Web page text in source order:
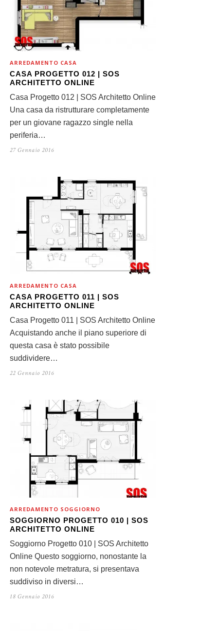
ARREDAMENTO CASA
CASA PROGETTO 012 | SOS
ARCHITETTO ONLINE
Casa Progetto 012 | SOS Architetto Online
Una casa da ristrutturare completamente
per un giovane ragazzo single nella
periferia…
27 Gennaio 2016
ARREDAMENTO CASA
CASA PROGETTO 011 | SOS
ARCHITETTO ONLINE
Casa Progetto 011 | SOS Architetto Online
Acquistando anche il piano superiore di
questa casa è stato possibile
suddividere…
22 Gennaio 2016
ARREDAMENTO SOGGIORNO
SOGGIORNO PROGETTO 010 | SOS
ARCHITETTO ONLINE
Soggiorno Progetto 010 | SOS Architetto
Online Questo soggiorno, nonostante la
non notevole metratura, si presentava
suddiviso in diversi…
18 Gennaio 2016